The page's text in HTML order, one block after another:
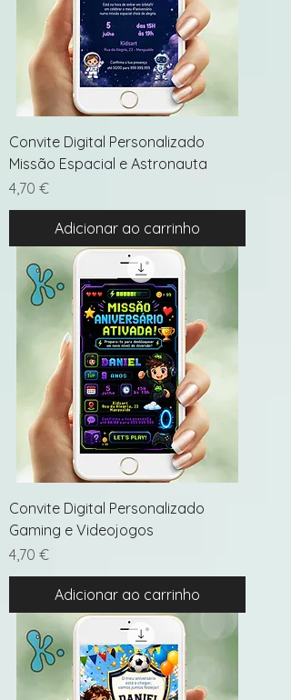
Convite Digital Personalizado
Missão Espacial e Astronauta
Preço
4,70 €
Adicionar ao carrinho
Convite Digital Personalizado
Gaming e Videojogos
Preço
4,70 €
Adicionar ao carrinho